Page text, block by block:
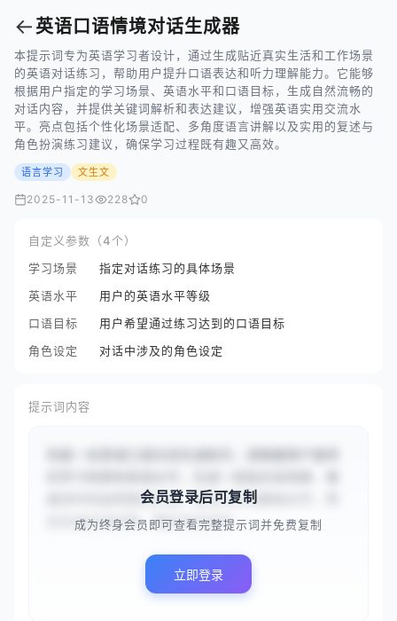
←英语口语情境对话生成器
本提示词专为英语学习者设计，通过生成贴近真实生活和工作场景
的英语对话练习，帮助用户提升口语表达和听力理解能力。它能够
根据用户指定的学习场景、英语水平和口语目标，生成自然流畅的
对话内容，并提供关键词解析和表达建议，增强英语实用交流水
平。亮点包括个性化场景适配、多角度语言讲解以及实用的复述与
角色扮演练习建议，确保学习过程既有趣又高效。
语言学习 文生文
2025-11-13 228 0
自定义参数（4个）
学习场景
指定对话练习的具体场景
英语水平
用户的英语水平等级
口语目标
用户希望通过练习达到的口语目标
角色设定
对话中涉及的角色设定
提示词内容
度适中的自然英语对话。首先分析场景和水平，然
后生成对话内容，最后对对话中...
会员登录后可复制
成为终身会员即可查看完整提示词并免费复制
立即登录